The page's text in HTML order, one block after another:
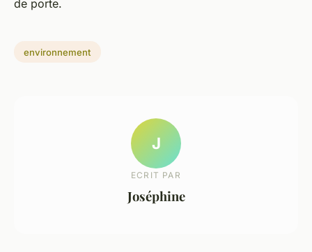
de porte.
environnement
J
ECRIT PAR
Joséphine